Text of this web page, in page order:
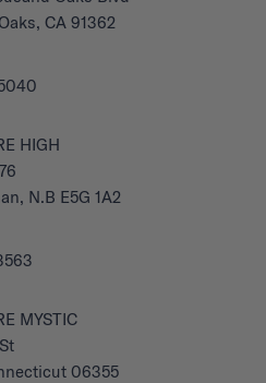
CA 91362
HIGH
N.B E5G 1A2
MYSTIC
06355